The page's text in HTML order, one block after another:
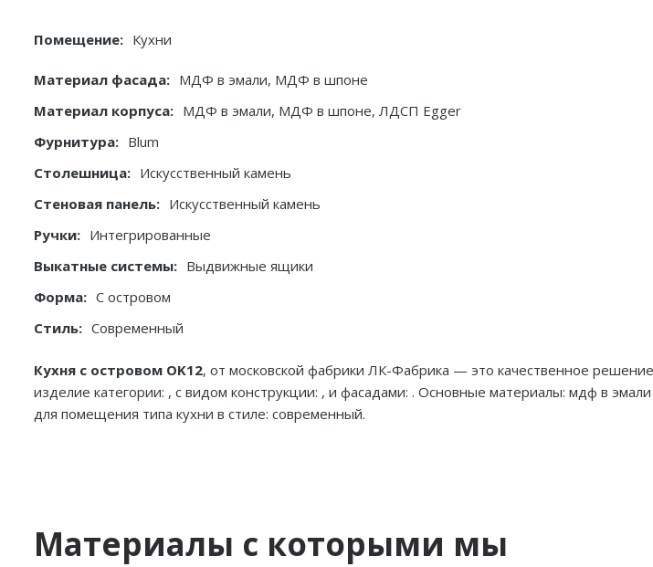
Помещение: Кухни
Материал фасада: МДФ в эмали, МДФ в шпоне
Материал корпуса: МДФ в эмали, МДФ в шпоне, ЛДСП Egger
Фурнитура: Blum
Столешница: Искусственный камень
Стеновая панель: Искусственный камень
Ручки: Интегрированные
Выкатные системы: Выдвижные ящики
Форма: С островом
Стиль: Современный
Кухня с островом OK12, от московской фабрики ЛК-Фабрика — это качественное
изделие категории: , с видом конструкции: , и фасадами: . Основные материалы: мдф в
для помещения типа кухни в стиле: современный.
Материалы с которыми мы